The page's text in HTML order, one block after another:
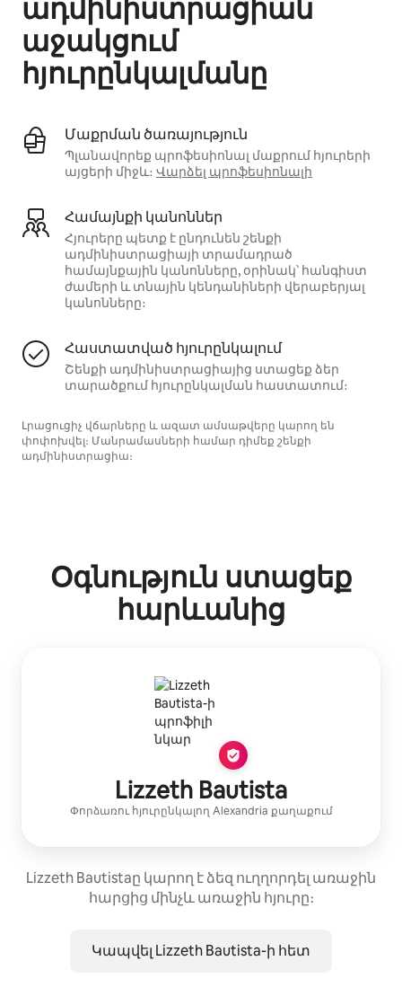
ադմինիստրացիան
աջակցում
հյուրընկալմանը
Մաքրման ծառայություն
Պլանավորեք պրոֆեսիոնալ մաքրում հյուրերի
այցերի միջև։ Վարձել պրոֆեսիոնալի
Համայնքի կանոններ
Հյուրերը պետք է ընդունեն շենքի
ադմինիստրացիայի տրամադրած
համայնքային կանոնները, օրինակ՝ հանգիստ
ժամերի և տնային կենդանիների վերաբերյալ
կանոնները։
Հաստատված հյուրընկալում
Շենքի ադմինիստրացիայից ստացեք ձեր
տարածքում հյուրընկալման հաստատում։
Լրացուցիչ վճարները և ազատ ամսաթվերը կարող են
փոփոխվել։ Մանրամասների համար դիմեք շենքի
ադմինիստրացիա։
Օգնություն ստացեք
հարևանից
Lizzeth Bautista
Փորձառու հյուրընկալող Alexandria քաղաքում
Lizzeth Bautistaը կարող է ձեզ ուղղորդել առաջին
հարցից մինչև առաջին հյուրը։
Կապվել Lizzeth Bautista-ի հետ